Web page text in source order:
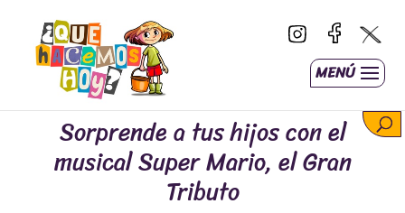
MENÚ
Sorprende a tus hijos con el
musical Super Mario, el Gran
Tributo